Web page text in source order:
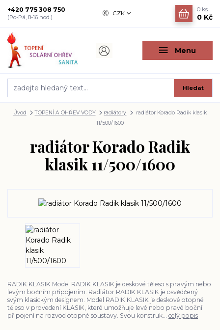
Menu
CZK
Hledat
+420 775 308 750
(Po-Pá, 8-16 hod.)
0 ks
0 Kč
Úvod TOPENÍ A OHŘEV VODY radiátory
radiátor Korado Radik klasik
11/500/1600
radiátor Korado Radik
klasik 11/500/1600
RADIK KLASIK Model RADIK KLASIK je deskové těleso s pravým nebo
levým bočním připojením. Radiátor RADIK KLASIK je osvědčený
svým klasickým designem. Model RADIK KLASIK je deskové otopné
těleso v provedení KLASIK, které umožňuje levé nebo pravé boční
připojení na rozvod otopné soustavy. Svou konstruk... celý popis